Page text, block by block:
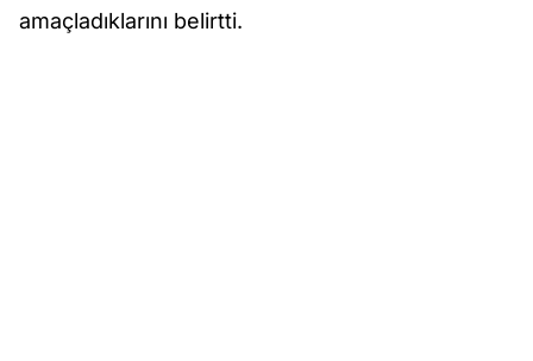
amaçladıklarını belirtti.